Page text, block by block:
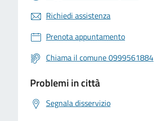
Richiedi assistenza
Prenota appuntamento
Chiama il comune 0999561884
Problemi in città
Segnala disservizio